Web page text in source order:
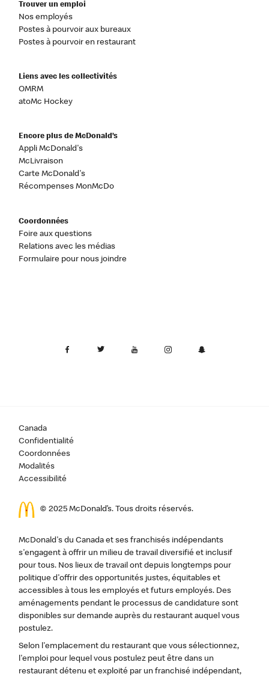
Trouver un emploi
Nos employés
Postes à pourvoir aux bureaux
Postes à pourvoir en restaurant
Liens avec les collectivités
OMRM
atoMc Hockey
Encore plus de McDonald’s
Appli McDonald's
McLivraison
Carte McDonald's
Récompenses MonMcDo
Coordonnées
Foire aux questions
Relations avec les médias
Formulaire pour nous joindre
Canada
Confidentialité
Coordonnées
Modalités
Accessibilité
© 2025 McDonald’s. Tous droits réservés.
McDonald's du Canada et ses franchisés indépendants
s'engagent à offrir un milieu de travail diversifié et inclusif
pour tous. Nos lieux de travail ont depuis longtemps pour
politique d'offrir des opportunités justes, équitables et
accessibles à tous les employés et futurs employés. Des
aménagements pendant le processus de candidature sont
disponibles sur demande auprès du restaurant auquel vous
postulez.
Selon l'emplacement du restaurant que vous sélectionnez,
l'emploi pour lequel vous postulez peut être dans un
restaurant détenu et exploité par un franchisé indépendant,